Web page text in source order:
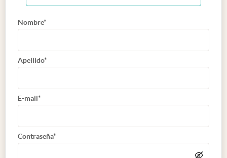
Nombre*
Apellido*
E-mail*
Contraseña*